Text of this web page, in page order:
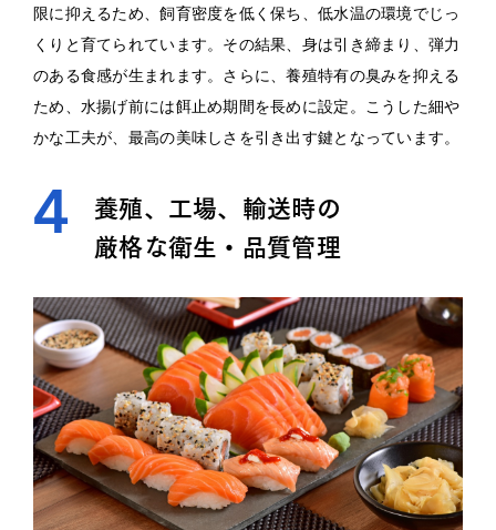
限に抑えるため、飼育密度を低く保ち、低水温の環境でじっ
くりと育てられています。その結果、身は引き締まり、弾力
のある食感が生まれます。さらに、養殖特有の臭みを抑える
ため、水揚げ前には餌止め期間を長めに設定。こうした細や
かな工夫が、最高の美味しさを引き出す鍵となっています。
4
養殖、工場、輸送時の
厳格な衛生・品質管理